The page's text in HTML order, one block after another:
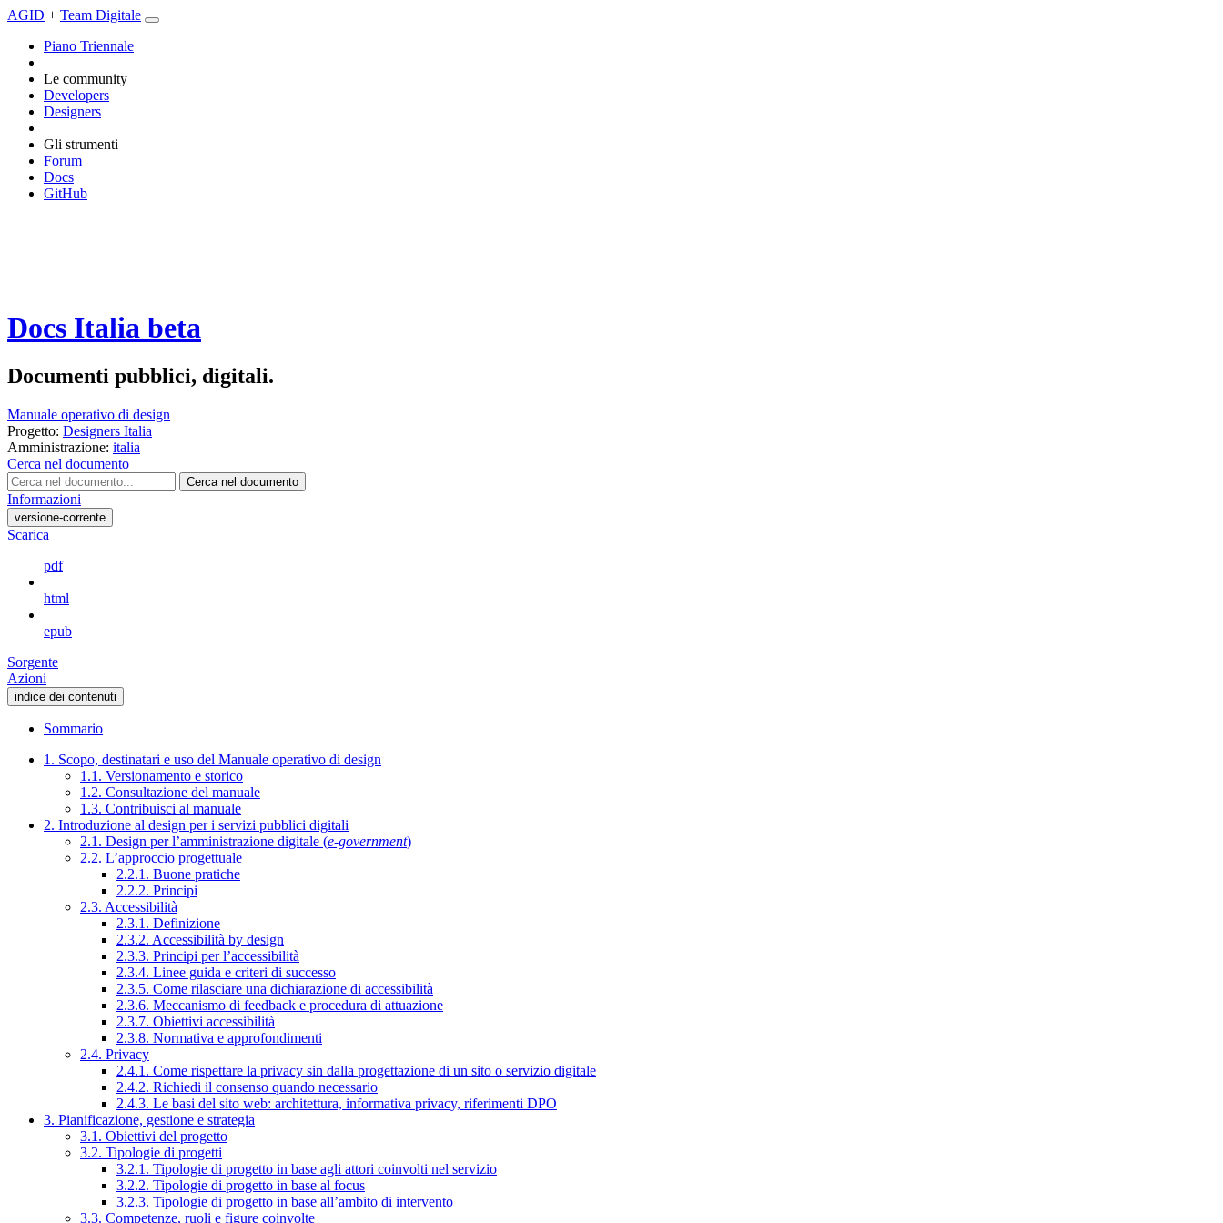
AGID + Team Digitale
Piano Triennale
Le community
Developers
Designers
Gli strumenti
Forum
Docs
GitHub
Docs Italia beta
Documenti pubblici, digitali.
Manuale operativo di design
Progetto: Designers Italia
Amministrazione: italia
Cerca nel documento
Cerca nel documento
Informazioni
versione-corrente
Scarica
pdf
html
epub
Sorgente
Azioni
indice dei contenuti
Sommario
1. Scopo, destinatari e uso del Manuale operativo di design
1.1. Versionamento e storico
1.2. Consultazione del manuale
1.3. Contribuisci al manuale
2. Introduzione al design per i servizi pubblici digitali
2.1. Design per l’amministrazione digitale (e-government)
2.2. L’approccio progettuale
2.2.1. Buone pratiche
2.2.2. Principi
2.3. Accessibilità
2.3.1. Definizione
2.3.2. Accessibilità by design
2.3.3. Principi per l’accessibilità
2.3.4. Linee guida e criteri di successo
2.3.5. Come rilasciare una dichiarazione di accessibilità
2.3.6. Meccanismo di feedback e procedura di attuazione
2.3.7. Obiettivi accessibilità
2.3.8. Normativa e approfondimenti
2.4. Privacy
2.4.1. Come rispettare la privacy sin dalla progettazione di un sito o servizio digitale
2.4.2. Richiedi il consenso quando necessario
2.4.3. Le basi del sito web: architettura, informativa privacy, riferimenti DPO
3. Pianificazione, gestione e strategia
3.1. Obiettivi del progetto
3.2. Tipologie di progetti
3.2.1. Tipologie di progetto in base agli attori coinvolti nel servizio
3.2.2. Tipologie di progetto in base al focus
3.2.3. Tipologie di progetto in base all’ambito di intervento
3.3. Competenze, ruoli e figure coinvolte